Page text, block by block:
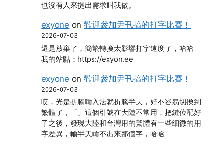
也沒有人來提出需求叫我做。
exyone on歡迎參加尹卂搞的打字比賽！
2026-07-03
還是放棄了，簡繁轉換太影響打字速度了，哈哈
我的站點：https://exyon.ee
exyone on歡迎參加尹卂搞的打字比賽！
2026-07-03
哎，光是折騰輸入法就折騰半天，好不容易切換到
繁體了，「」這個引號在大陸不常用，把鍵位配好
了之後，發現大陸和台灣用的繁體有一些細微的用
字差異，輸半天輸不出來那個字，哈哈